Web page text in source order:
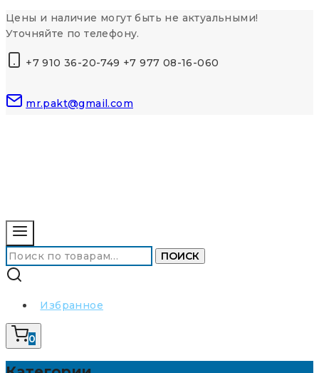
Перейти
к
Цены и наличие могут быть не актуальными!
Уточняйте по телефону.
+7 910 36-20-749 +7 977 08-16-060
mr.pakt@gmail.com
Искать: ПОИСК
Избранное
0